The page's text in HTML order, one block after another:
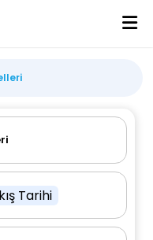
Tarihi